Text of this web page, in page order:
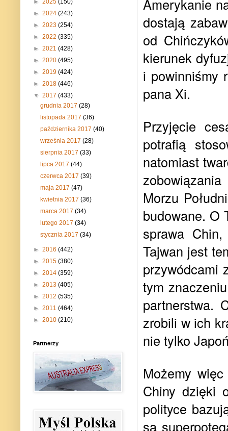
Amerykanie
dostają
od
kierunek
i powinniśmy
pana Xi.
Przyjęcie
potrafią
natomiast
Morzu
budowane. O
sprawa
Tajwan jest
przywódcami
tym
partnerstwa.
zrobili w ich
nie tylko
Możemy
Chiny dzięki
polityce
są
► 2025 (150)
► 2024 (243)
► 2023 (254)
► 2022 (335)
► 2021 (428)
► 2020 (495)
► 2019 (424)
► 2018 (446)
▼ 2017 (433)
grudnia 2017(28)
listopada 2017(36)
października 2017(40)
września 2017(28)
sierpnia 2017(33)
lipca 2017(44)
czerwca 2017(39)
maja 2017(47)
kwietnia 2017(36)
marca 2017(34)
lutego 2017(34)
stycznia 2017(34)
► 2016 (442)
► 2015 (380)
► 2014 (359)
► 2013 (405)
► 2012 (535)
► 2011 (464)
► 2010 (210)
Partnerzy